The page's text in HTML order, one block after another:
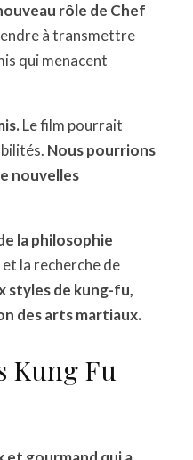
rôle de Chef
à transmettre
qui menacent
Le film pourrait
Nous pourrions
nouvelles
la philosophie
la recherche de
styles de kung-fu,
des arts martiaux.
Kung Fu